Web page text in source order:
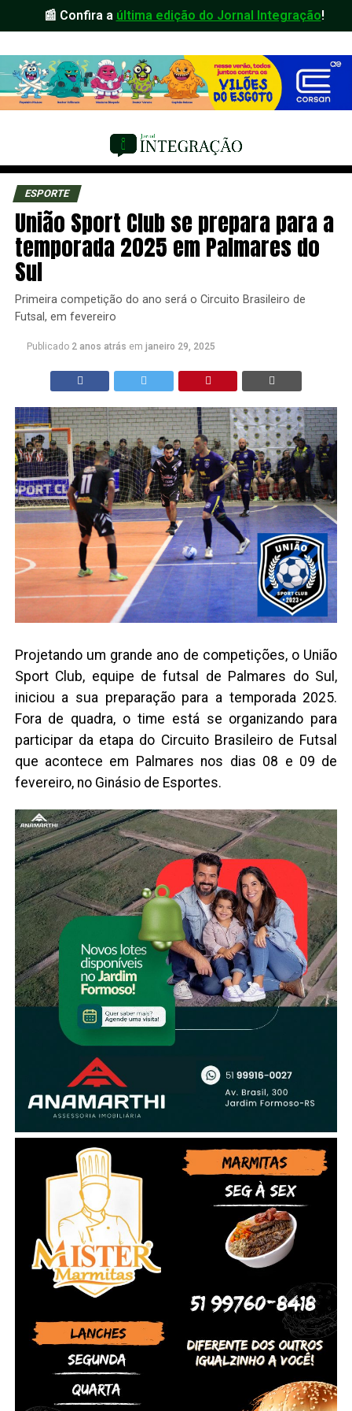
📰 Confira a última edição do Jornal Integração!
ESPORTE
União Sport Club se prepara para a
temporada 2025 em Palmares do
Sul
Primeira competição do ano será o Circuito Brasileiro de
Futsal, em fevereiro
Publicado 2 anos atrás em janeiro 29, 2025
Projetando um grande ano de competições, o União
Sport Club, equipe de futsal de Palmares do Sul,
iniciou a sua preparação para a temporada 2025.
Fora de quadra, o time está se organizando para
participar da etapa do Circuito Brasileiro de Futsal
que acontece em Palmares nos dias 08 e 09 de
fevereiro, no Ginásio de Esportes.